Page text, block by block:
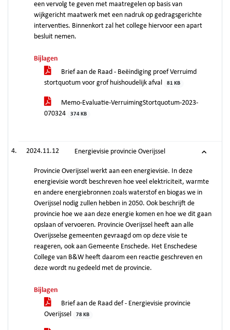
een vervolg te geven met maatregelen op basis van
wijkgericht maatwerk met een nadruk op gedragsgerichte
interventies. Binnenkort zal het college hiervoor een apart
besluit nemen.
Bijlagen
Brief aan de Raad - Beëindiging proef Verruimd
stortquotum voor grof huishoudelijk afval
81 KB
Memo-Evaluatie-VerruimingStortquotum-2023-
070324
374 KB
2024.11.12 Energievisie provincie Overijssel
Provincie Overijssel werkt aan een energievisie. In deze
energievisie wordt beschreven hoe veel elektriciteit, warmte
en andere energiebronnen zoals waterstof en biogas we in
Overijssel nodig zullen hebben in 2050. Ook beschrijft de
provincie hoe we aan deze energie komen en hoe we dit gaan
opslaan of vervoeren. Provincie Overijssel heeft aan alle
Overijsselse gemeenten gevraagd om op deze visie te
reageren, ook aan Gemeente Enschede. Het Enschedese
College van B&W heeft daarom een reactie geschreven en
deze wordt nu gedeeld met de provincie.
Bijlagen
Brief aan de Raad def - Energievisie provincie
Overijssel
78 KB